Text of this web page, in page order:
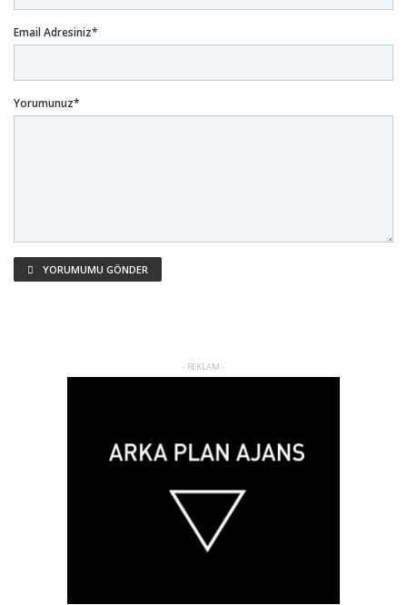
Email Adresiniz*
Yorumunuz*
YORUMUMU GÖNDER
- REKLAM -